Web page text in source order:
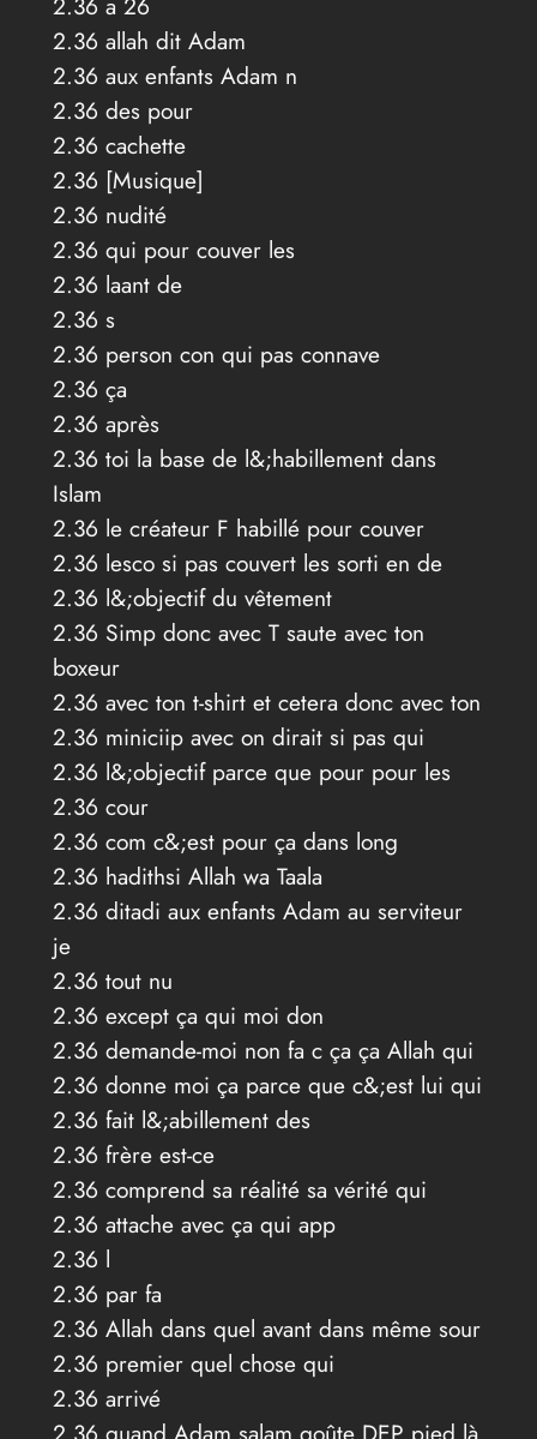
2.36 allah dit Adam
2.36 aux enfants Adam n
2.36 des pour
2.36 cachette
2.36 [Musique]
2.36 nudité
2.36 qui pour couver les
2.36 laant de
2.36 s
2.36 person con qui pas connave
2.36 ça
2.36 après
2.36 toi la base de l&;habillement dans
Islam
2.36 le créateur F habillé pour couver
2.36 lesco si pas couvert les sorti en de
2.36 l&;objectif du vêtement
2.36 Simp donc avec T saute avec ton
boxeur
2.36 avec ton t-shirt et cetera donc avec ton
2.36 miniciip avec on dirait si pas qui
2.36 l&;objectif parce que pour pour les
2.36 cour
2.36 com c&;est pour ça dans long
2.36 hadithsi Allah wa Taala
2.36 ditadi aux enfants Adam au serviteur
je
2.36 tout nu
2.36 except ça qui moi don
2.36 demande-moi non fa c ça ça Allah qui
2.36 donne moi ça parce que c&;est lui qui
2.36 fait l&;abillement des
2.36 frère est-ce
2.36 comprend sa réalité sa vérité qui
2.36 attache avec ça qui app
2.36 l
2.36 par fa
2.36 Allah dans quel avant dans même sour
2.36 premier quel chose qui
2.36 arrivé